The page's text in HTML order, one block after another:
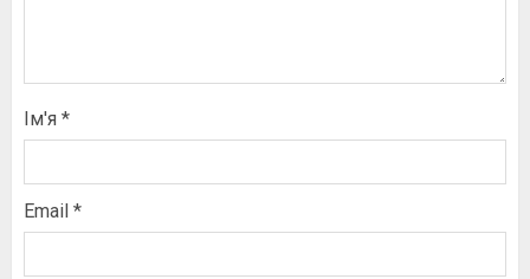
Ім'я *
Email *